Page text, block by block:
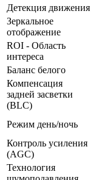
Детекция движения
Зеркальное
отображение
ROI - Область
интереса
Баланс белого
Компенсация
задней засветки
(BLC)
Режим день/ночь
Контроль усиления
(AGC)
Технология